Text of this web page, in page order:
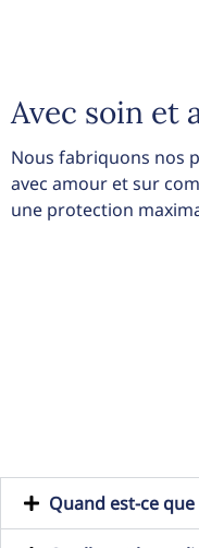
Avec soin et
Nous fabriquons nos
avec amour et sur
une protection
Quand est-ce